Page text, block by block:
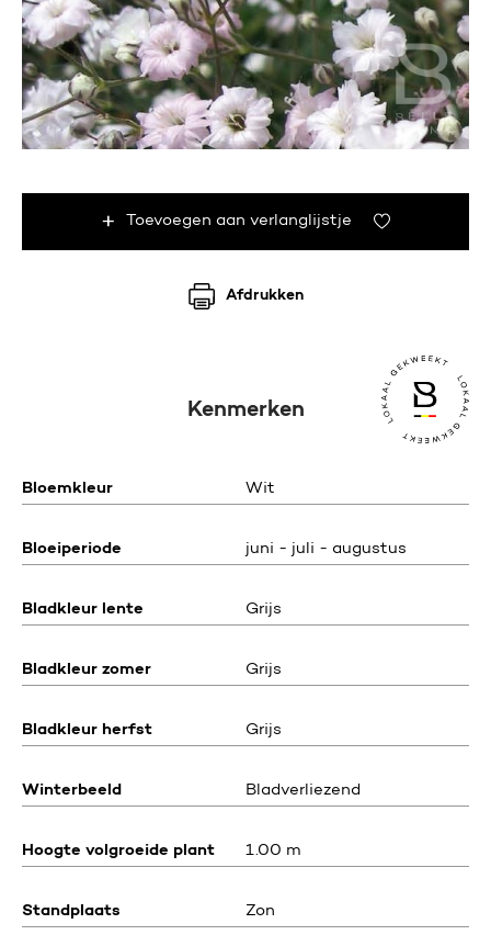
Toevoegen aan verlanglijstje
Afdrukken
Kenmerken
Bloemkleur Wit
Bloeiperiode juni - juli - augustus
Bladkleur lente Grijs
Bladkleur zomer Grijs
Bladkleur herfst Grijs
Winterbeeld Bladverliezend
Hoogte volgroeide plant 1.00 m
Standplaats Zon